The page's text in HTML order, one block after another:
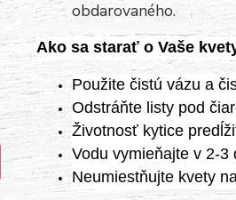
obdarovaného.
Ako sa starať o Vaše
Použite čistú vázu a
Odstráňte listy pod
Životnosť kytice
Vodu vymieňajte v 2-3
Neumiestňujte kvety